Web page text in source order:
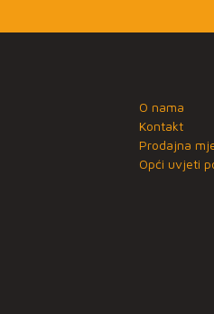
O nama
Kontakt
Prodajna
Opći uvjeti